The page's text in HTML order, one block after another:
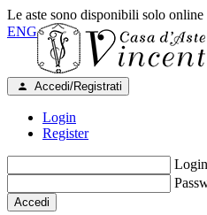
Le aste sono disponibili solo
ENG
Accedi/Registrati
Login
Register
Login
Accedi